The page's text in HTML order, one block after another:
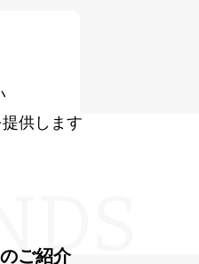
供します
ご紹介